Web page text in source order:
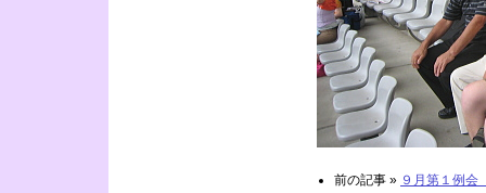
前の記事 » ９月第１例